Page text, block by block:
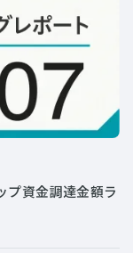
プ資金調達金額ラ